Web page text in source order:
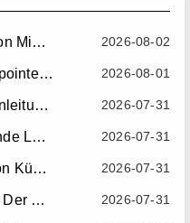
2026-08-02
Chinas Führender Anbieter Von Mini-Radladern: Zuverlässige Kompakt-Radlader Für Den Weltweiten Markt
2026-08-01
Treffen Sie RIPPA Auf Der Expointer 2026 In Brasilien
2026-07-31
Blog Zum Radlader | Tipps, Anleitungen & Anbaugeräte
2026-07-31
Radlader-Blog: Der Umfassende Leitfaden Zu Radladern Für Bauwesen, Landwirtschaft Und Materialumschlag
2026-07-31
RIPPA RS06-3: Aufrüstung Von Kühler Und Lüfter – Gültig Ab 10. Juli 2026
2026-07-31
RIPPA RS06-3 – Optimierung Der Positionierstange Für Das Schweißen Von Auslegern — Gültig Ab 15. Juli 2026